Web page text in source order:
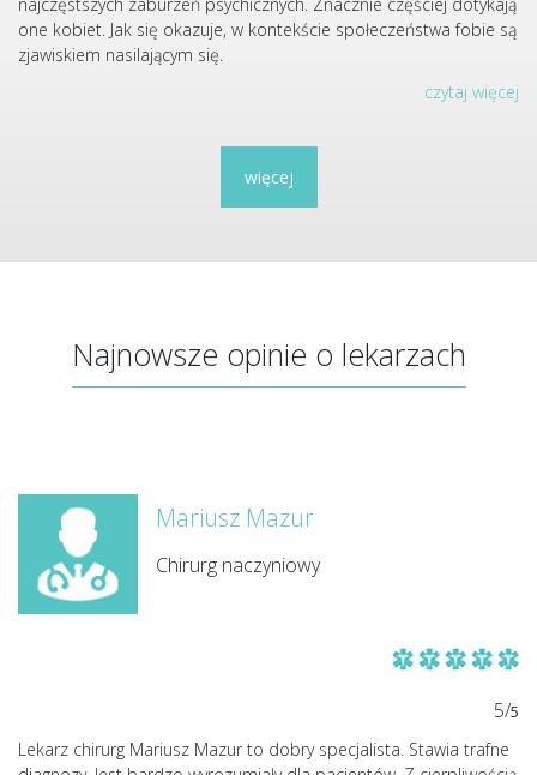
one kobiet. Jak się okazuje, w kontekście społeczeństwa fobie są
zjawiskiem nasilającym się.
czytaj więcej
więcej
Najnowsze opinie o lekarzach
Mariusz Mazur
Chirurg naczyniowy
5/5
Lekarz chirurg Mariusz Mazur to dobry specjalista. Stawia trafne